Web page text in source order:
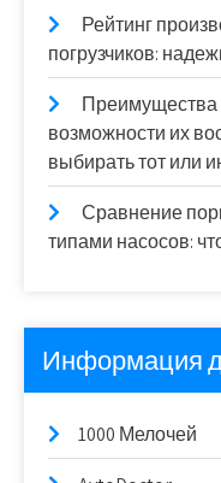
Рейтинг
погрузчиков:
Преимущества
возможности их
выбирать тот или
Сравнение
типами насосов:
Информация
1000 Мелочей